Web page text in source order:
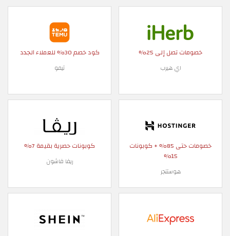
خصومات تصل إلى 25%
اي هيرب
كود خصم 30% للعملاء الجدد
تيمو
خصومات حتى 85% + كوبونات
15%
هوستنجر
كوبونات حصرية بقيمة 7%
ريفا فاشون